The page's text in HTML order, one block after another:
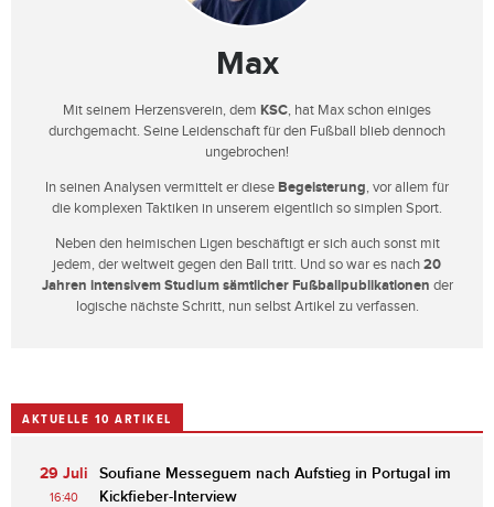
Max
Mit seinem Herzensverein, dem KSC, hat Max schon einiges
durchgemacht. Seine Leidenschaft für den Fußball blieb dennoch
ungebrochen!
In seinen Analysen vermittelt er diese Begeisterung, vor allem für
die komplexen Taktiken in unserem eigentlich so simplen Sport.
Neben den heimischen Ligen beschäftigt er sich auch sonst mit
jedem, der weltweit gegen den Ball tritt. Und so war es nach20
Jahren intensivem Studium sämtlicher Fußballpublikationen der
logische nächste Schritt, nun selbst Artikel zu verfassen.
AKTUELLE 10 ARTIKEL
29 Juli
16:40
Soufiane Messeguem nach Aufstieg in Portugal im
Kickfieber-Interview